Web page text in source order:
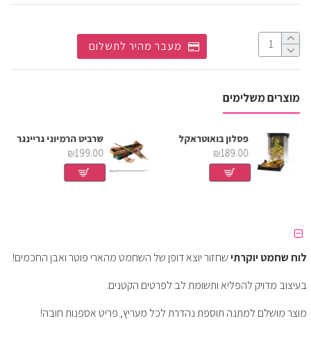
מעבר מהיר לתשלום
מוצרים משלימים
פסלון בואוטראקל
₪189.00
שרביט הרמיוני גריינגר
₪199.00
לוח שחמט יוקרתישחזור יוצא דופן של השחמט מהארי פוטר ואבן החכמים!
בעיצוב מדויק להפליא ותשומת לב לפרטים הקטנים.
מוצר מושלם למתנה תוספת נהדרת לכל מעריץ, פריט אספנות חובה!